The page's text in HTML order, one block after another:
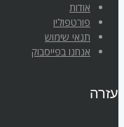
אודות
פורטפוליו
תנאי שימוש
אנחנו בפייסבוק
עזרה